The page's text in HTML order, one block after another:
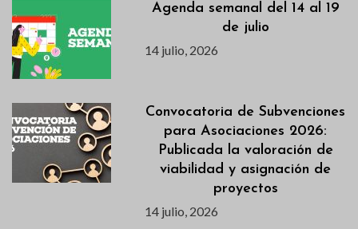
Agenda semanal del 14 al 19
de julio
14 julio, 2026
Convocatoria de Subvenciones
para Asociaciones 2026:
Publicada la valoración de
viabilidad y asignación de
proyectos
14 julio, 2026